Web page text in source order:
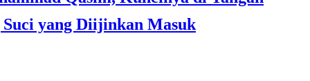
Suci yang Diijinkan Masuk